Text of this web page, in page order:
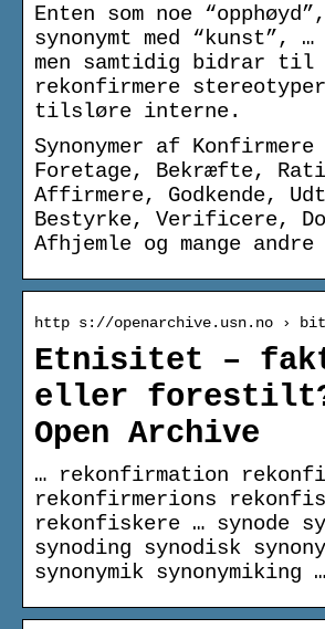
Enten som noe
synonymt med “kunst”,
men samtidig bidrar til
rekonfirmere
tilsløre interne.
Synonymer af Konfirmere
Foretage, Bekræfte,
Affirmere, Godkende,
Bestyrke, Verificere,
Afhjemle og mange andre
http s://openarchive.usn.no ›
Etnisitet –
eller forestilt?
Open Archive
… rekonfirmation
rekonfirmerions
rekonfiskere … synode
synoding synodisk
synonymik synonymiking …